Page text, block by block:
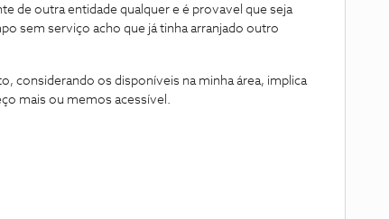
de outra entidade qualquer e é provavel que seja
sem serviço acho que já tinha arranjado outro
os disponíveis na minha área, implica
mais ou memos acessível.